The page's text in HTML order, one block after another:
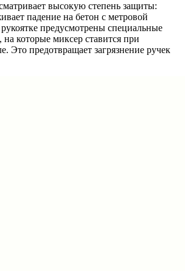
высокую степень защиты:
падение на бетон с метровой
предусмотрены специальные
которые миксер ставится при
Это предотвращает загрязнение ручек